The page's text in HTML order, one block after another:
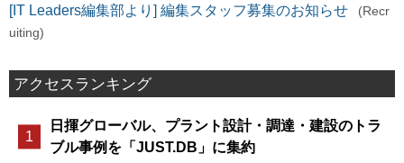
[IT Leaders編集部より] 編集スタッフ募集のお知らせ
(Recr
uiting)
アクセスランキング
日揮グローバル、プラント設計・調達・建設のトラ
ブル事例を「JUST.DB」に集約